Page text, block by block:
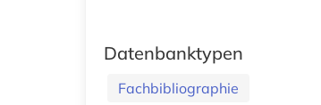
Datenbanktypen
Fachbibliographie